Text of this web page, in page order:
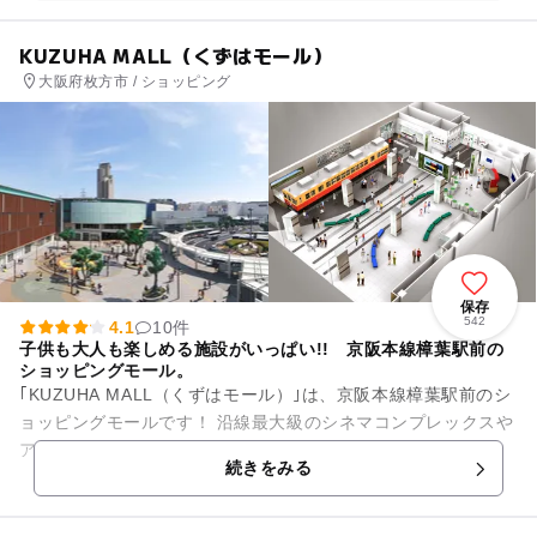
KUZUHA MALL（くずはモール）
大阪府枚方市 / ショッピング
保存
542
4.1
10件
子供も大人も楽しめる施設がいっぱい!! 京阪本線樟葉駅前の
ショッピングモール。
｢KUZUHA MALL（くずはモール）｣は、京阪本線樟葉駅前のシ
ョッピングモールです！ 沿線最大級のシネマコンプレックスや
アミューズメント施設、大型専門店などを含む約240ショップ
続きをみる